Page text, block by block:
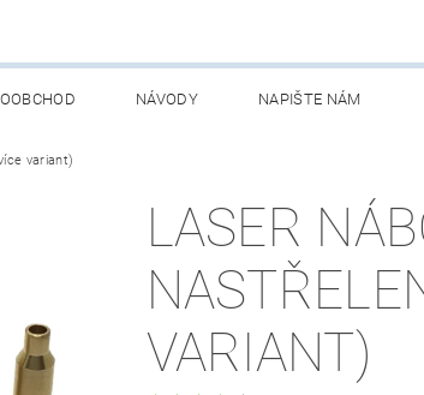
NÁVODY NAPIŠTE NÁM
variant)
LASER
VARIANT)